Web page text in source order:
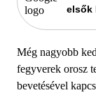
elsők
Még nagyobb
fegyverek orosz
bevetésével